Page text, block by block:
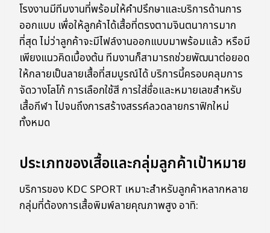
โรงงานมีทีมงานที่พร้อมให้คำปรึกษาและบริการด้านการ
ออกแบบ เพื่อให้ลูกค้าได้เสื้อที่ตรงตามจินตนาการมาก
ที่สุด ไม่ว่าลูกค้าจะมีไฟล์งานออกแบบมาพร้อมแล้ว หรือมี
เพียงแนวคิดเบื้องต้น ทีมงานก็สามารถช่วยพัฒนาต่อยอด
ให้กลายเป็นลายเสื้อที่สมบูรณ์ได้ บริการนี้ครอบคลุมการ
จัดวางโลโก้ การเลือกใช้สี การใส่ชื่อและหมายเลขสำหรับ
เสื้อกีฬา ไปจนถึงการสร้างสรรค์ลวดลายกราฟิกใหม่
ทั้งหมด
ประเภทของเสื้อและกลุ่มลูกค้าเป้าหมาย
บริการของ KDC SPORT เหมาะสำหรับลูกค้าหลากหลาย
กลุ่มที่ต้องการเสื้อพิมพ์ลายคุณภาพสูง อาทิ: